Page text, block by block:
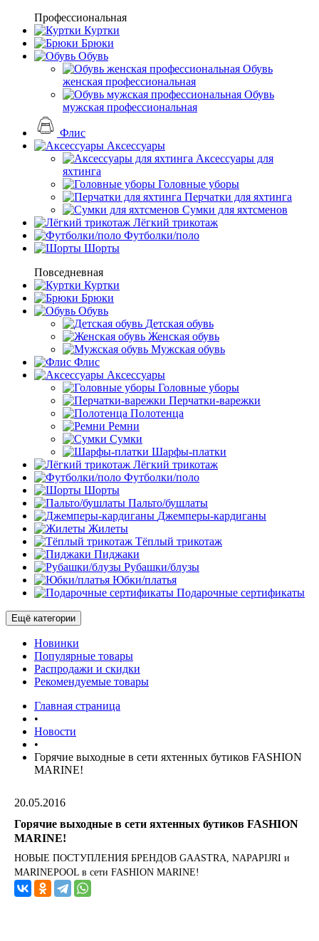
Профессиональная
Куртки
Брюки
Обувь
Обувь
женская профессиональная
Обувь
мужская профессиональная
Флис
Аксессуары
Аксессуары для
яхтинга
Головные уборы
Перчатки для яхтинга
Сумки для яхтсменов
Лёгкий трикотаж
Футболки/поло
Шорты
Повседневная
Куртки
Брюки
Обувь
Детская обувь
Женская обувь
Мужская обувь
Флис
Аксессуары
Головные уборы
Перчатки-варежки
Полотенца
Ремни
Сумки
Шарфы-платки
Лёгкий трикотаж
Футболки/поло
Шорты
Пальто/бушлаты
Джемперы-кардиганы
Жилеты
Тёплый трикотаж
Пиджаки
Рубашки/блузы
Юбки/платья
Подарочные сертификаты
Ещё категории
Новинки
Популярные товары
Распродажи и скидки
Рекомендуемые товары
Главная страница
•
Новости
•
Горячие выходные в сети яхтенных бутиков FASHION
MARINE!
20.05.2016
Горячие выходные в сети яхтенных бутиков FASHION
MARINE!
НОВЫЕ ПОСТУПЛЕНИЯ БРЕНДОВ GAASTRA, NAPAPIJRI и
MARINEPOOL в сети FASHION MARINE!